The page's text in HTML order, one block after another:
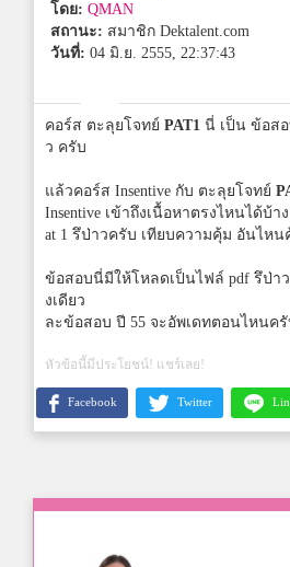
โดย: QMAN
สถานะ: สมาชิก Dektalent.com
วันที่: 04 มิ.ย. 2555, 22:37:43
คอร์ส ตะลุยโจทย์ PAT1 นี่ เป็น ข้อสอ
ว ครับ
แล้วคอร์ส Insentive กับ ตะลุยโจทย์
Insentive เข้าถึงเนื้อหาตรงไหนได้บ้
at 1 รึป่าวครับ เทียบความคุ้ม อันไห
ข้อสอบนี่มีให้โหลดเป็นไฟล์ pdf รึป่า
งเดียว
ละข้อสอบ ปี 55 จะอัพเดทตอนไหนครั
หัวข้อนี้มีประโยชน์! แชร์เลย!
Facebook Twitter